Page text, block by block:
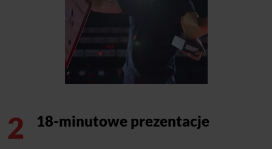
2 18-minutowe prezentacje